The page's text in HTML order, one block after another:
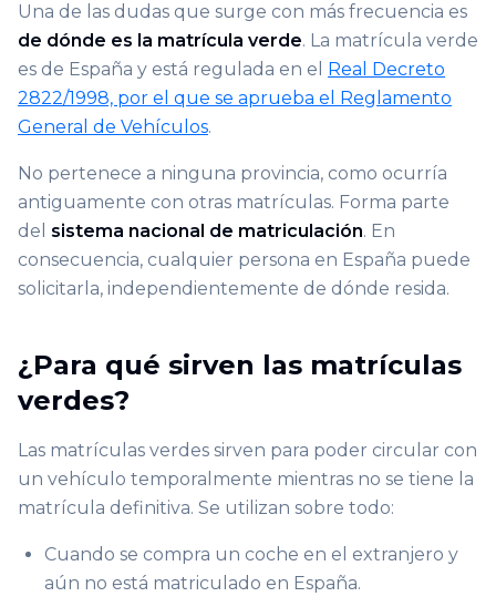
Una de las dudas que surge con más frecuencia es
de dónde es la matrícula verde. La matrícula verde
es de España y está regulada en el
Real Decreto
2822/1998, por el que se aprueba el Reglamento
General de Vehículos.
No pertenece a ninguna provincia, como ocurría
antiguamente con otras matrículas. Forma parte
del sistema nacional de matriculación. En
consecuencia, cualquier persona en España puede
solicitarla, independientemente de dónde resida.
¿Para qué sirven las matrículas
verdes?
Las matrículas verdes sirven para poder circular con
un vehículo temporalmente mientras no se tiene la
matrícula definitiva. Se utilizan sobre todo:
Cuando se compra un coche en el extranjero y
aún no está matriculado en España.